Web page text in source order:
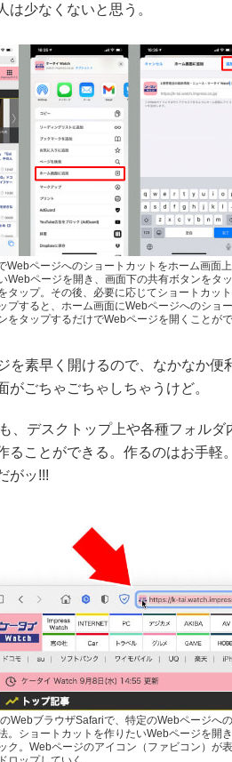
は少なくないと思う。
Webページへのショートカットをホーム画面
Webページを開き、画面下の共有ボタンをタ
タップ。その後、必要に応じてショートカッ
プすると、ホーム画面にWebページへのショ
をタップするだけでWebページを開くことがで
を素早く開けるので、なかなか便
がごちゃごちゃしちゃうけど。
、デスクトップ上や各種フォルダ
ることができる。作るのはお手軽
がッ!!!
WebブラウザSafariで、特定のWebページへ
。ショートカットを作りたいWebページを開
ク。Webページのアイコン（ファビコン）が